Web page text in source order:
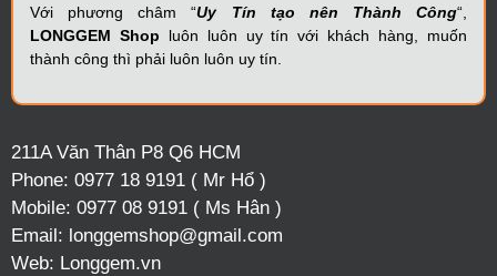
Với phương châm “Uy Tín tạo nên Thành Công“,
LONGGEM Shop luôn luôn uy tín với khách hàng, muốn
thành công thì phải luôn luôn uy tín.
211A Văn Thân P8 Q6 HCM
Phone: 0977 18 9191 ( Mr Hổ )
Mobile: 0977 08 9191 ( Ms Hân )
Email: longgemshop@gmail.com
Web: Longgem.vn